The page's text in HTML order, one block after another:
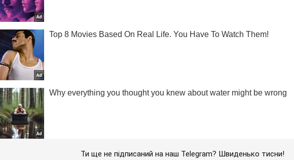
Ти ще не підписаний на наш Telegram? Швиденько тисни!